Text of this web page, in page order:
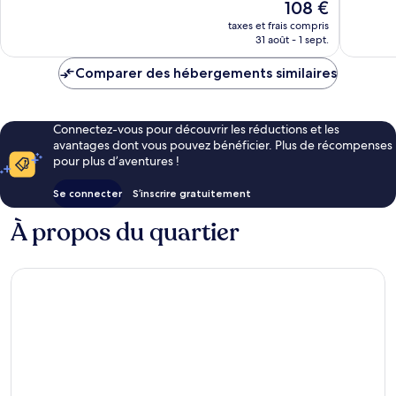
Le
nouveau
prix
de
108 €
taxes et frais compris
31 août - 1 sept.
Comparer des hébergements similaires
Connectez-vous pour découvrir les réductions et les
avantages dont vous pouvez bénéficier. Plus de récompenses
pour plus d’aventures !
Se connecter S’inscrire gratuitement
À propos du quartier